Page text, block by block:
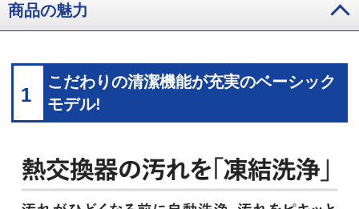
商品の魅力
1
こだわりの清潔機能が充実のベーシック
モデル!